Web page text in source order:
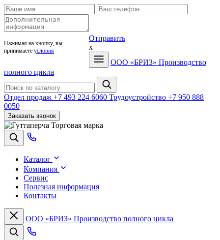
Нажимая на кнопку, вы
принимаете условия
Отправить
x
ООО «БРИЗ» Производство
полного цикла
Отдел продаж +7 493 224 6060 Трудоустройство +7 950 888
0050
Заказать звонок
Торговая марка
Каталог
Компания
Сервис
Полезная информация
Контакты
ООО «БРИЗ» Производство полного цикла